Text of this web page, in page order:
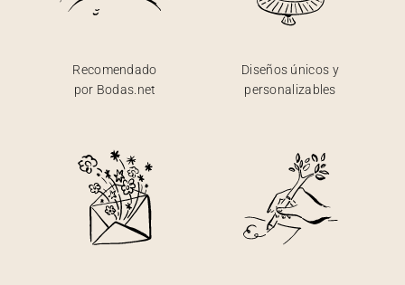
Recomendado
por Bodas.net
Diseños únicos y
personalizables